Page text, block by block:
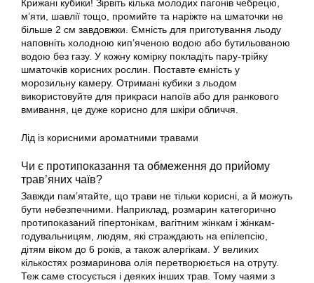
Крижані кубики! Зірвіть кілька молодих пагонів чебрецю,
м’яти, шавлії тощо, промийте та наріжте на шматочки не
більше 2 см завдовжки. Ємність для приготування льоду
наповніть холодною кип’яченою водою або бутильованою
водою без газу. У кожну комірку покладіть пару-трійку
шматочків корисних рослин. Поставте ємність у
морозильну камеру. Отримані кубики з льодом
використовуйте для прикраси напоїв або для ранкового
вмивання, це дуже корисно для шкіри обличчя.
Лід із корисними ароматними травами
Чи є протипоказання та обмеження до прийому
трав’яних чаїв?
Завжди пам’ятайте, що трави не тільки корисні, а й можуть
бути небезпечними. Наприклад, розмарин категорично
протипоказаний гіпертонікам, вагітним жінкам і жінкам-
годувальницям, людям, які страждають на епілепсію,
дітям віком до 6 років, а також алергікам. У великих
кількостях розмаринова олія перетворюється на отруту.
Теж саме стосується і деяких інших трав. Тому чаями з